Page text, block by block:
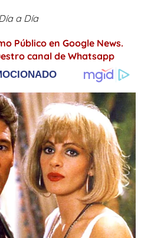
a Día
Público en Google News.
canal de Whatsapp